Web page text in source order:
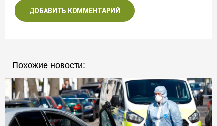
ДОБАВИТЬ КОММЕНТАРИЙ
Похожие новости: